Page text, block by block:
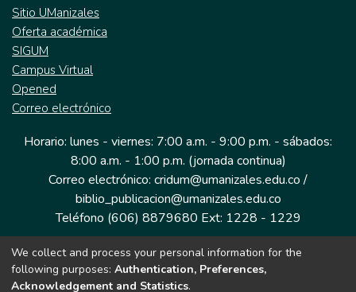
Sitio UManizales
Oferta académica
SIGUM
Campus Virtual
Opened
Correo electrónico
Horario: lunes - viernes: 7:00 a.m. - 9:00 p.m. - sábados:
8:00 a.m. - 1:00 p.m. (jornada continua)
Correo electrónico: cridum@umanizales.edu.co /
biblio_publicacion@umanizales.edu.co
Teléfono (606) 8879680 Ext: 1228 - 1229
Dirección: Cra 9 a # 19-03 Edificio histórico, piso 1
Manizales, Caldas
We collect and process your personal information for the
following purposes: Authentication, Preferences,
Acknowledgement and Statistics.